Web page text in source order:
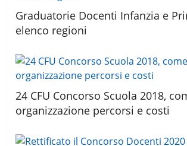
Graduatorie Docenti Infanzia e
elenco regioni
24 CFU Concorso Scuola 2018,
organizzazione percorsi e costi